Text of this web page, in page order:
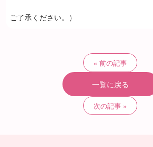
ご了承ください。）
前の記事
一覧に戻る
次の記事